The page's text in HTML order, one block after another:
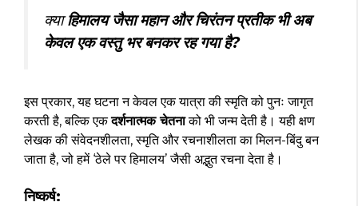
क्याहिमालय जैसा महान और चिरंतन प्रतीक भी अब
केवल एक वस्तु भर बनकर रह गया है?
इस प्रकार, यह घटना न केवल एक यात्रा की स्मृति को पुनः जागृत
करती है, बल्कि एकदर्शनात्मक चेतनाको भी जन्म देती है। यही क्षण
लेखक की संवेदनशीलता, स्मृति और रचनाशीलता का मिलन-बिंदु बन
जाता है, जो हमें ‘ठेले पर हिमालय’ जैसी अद्भुत रचना देता है।
निष्कर्ष: